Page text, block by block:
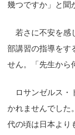
幾つですか」と聞
若さに不安を感
部講習の指導をす
せん。「先生から
ロサンゼルス・
かれませんでした
代の頃は日本より